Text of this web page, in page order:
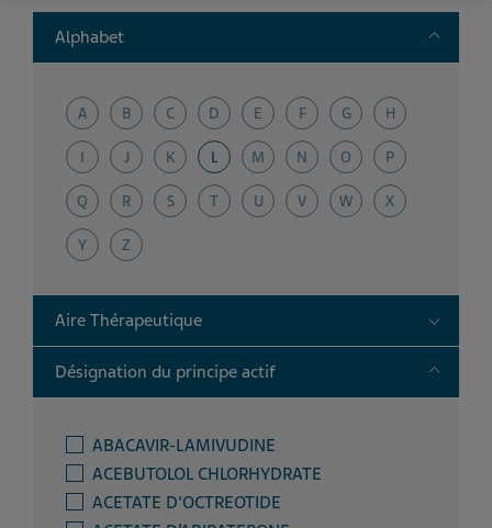
Alphabet Toggle
A B C D E F G H
I J K L M N O P
Q R S T U V W X
Y Z
Aire Thérapeutique Toggle
Désignation du principe actif Toggle
ABACAVIR-LAMIVUDINE
ACEBUTOLOL CHLORHYDRATE
ACETATE D'OCTREOTIDE